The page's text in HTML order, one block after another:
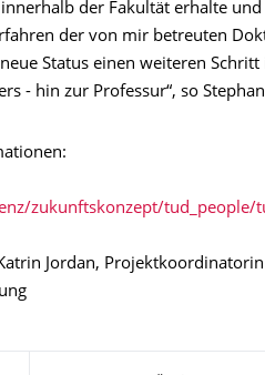
der Fakultät erhalte
der von mir betreuten
Status einen weiteren
- hin zur Professur“, so
zukunftskonzept/tud_people/
Jordan,